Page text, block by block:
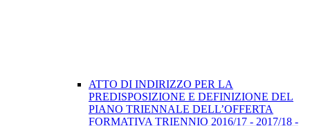
ATTO DI INDIRIZZO PER LA
PREDISPOSIZIONE E DEFINIZIONE DEL
PIANO TRIENNALE DELL’OFFERTA
FORMATIVA TRIENNIO 2016/17 - 2017/18 -